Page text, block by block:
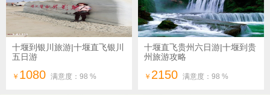
十堰到银川旅游|十堰直飞银川
五日游
￥ 1080 满意度：98 %
十堰直飞贵州六日游|十堰到贵
州旅游攻略
￥ 2150 满意度：98 %